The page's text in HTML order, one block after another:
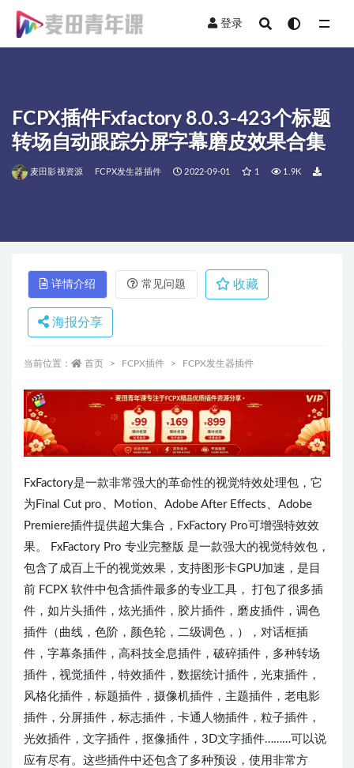
登录
FCPX插件Fxfactory 8.0.3-423个标题
转场自动跟踪分屏字幕磨皮效果合集
麦田影视资源 FCPX发生器插件 2022-09-01 1 1.9K
详情介绍 常见问题 收藏
海报分享
当前位置： 首页 FCPX插件 FCPX发生器插件
FxFactory是一款非常强大的革命性的视觉特效处理包，它
为Final Cut pro、Motion、Adobe After Effects、Adobe
Premiere插件提供超大集合，FxFactory Pro可增强特效效
果。 FxFactory Pro 专业完整版 是一款强大的视觉特效包，
包含了成百上千的视觉效果，支持图形卡GPU加速，是目
前 FCPX 软件中包含插件最多的专业工具， 打包了很多插
件，如片头插件，炫光插件，胶片插件，磨皮插件，调色
插件（曲线，色阶，颜色轮，二级调色，），对话框插
件，字幕条插件，高科技全息插件，破碎插件，多种转场
插件，视觉插件，特效插件，数据统计插件，光束插件，
风格化插件，标题插件，摄像机插件，主题插件，老电影
插件，分屏插件，标志插件，卡通人物插件，粒子插件，
光效插件，文字插件，抠像插件，3D文字插件………可以说
应有尽有。这些插件中还包含了多种预设，使用非常方